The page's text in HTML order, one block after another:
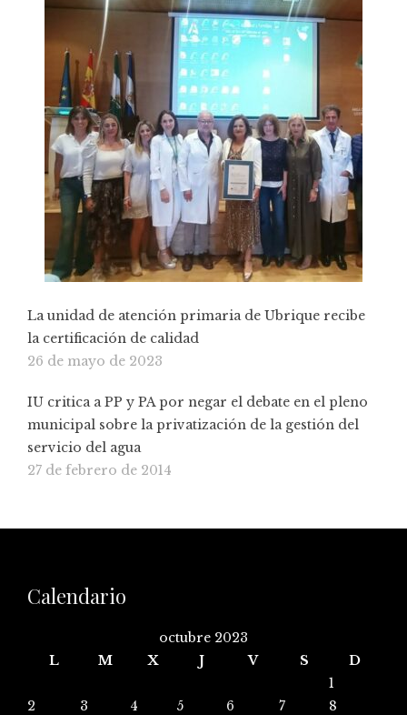
La unidad de atención primaria de Ubrique recibe
la certificación de calidad
26 de mayo de 2023
IU critica a PP y PA por negar el debate en el pleno
municipal sobre la privatización de la gestión del
servicio del agua
27 de febrero de 2014
Calendario
octubre 2023
L
M X J V S
D
1
2
3 4 5 6 7
8